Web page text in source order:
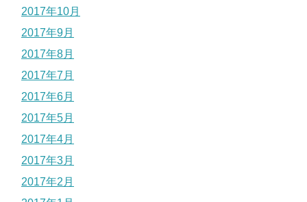
2017年10月
2017年9月
2017年8月
2017年7月
2017年6月
2017年5月
2017年4月
2017年3月
2017年2月